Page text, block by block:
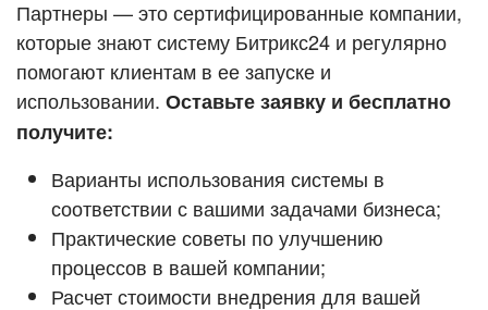
ВХОД
ВХОД
Смотреть видеокейсы
Партнеры — это сертифицированные компании,
которые знают систему Битрикс24 и регулярно
помогают клиентам в ее запуске и
использовании. Оставьте заявку и бесплатно
получите:
Варианты использования системы в
соответствии с вашими задачами бизнеса;
Практические советы по улучшению
процессов в вашей компании;
Расчет стоимости внедрения для вашей